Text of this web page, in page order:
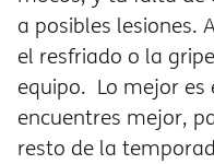
a posibles lesiones.
el resfriado o la
equipo. Lo mejor es
encuentres mejor,
resto de la